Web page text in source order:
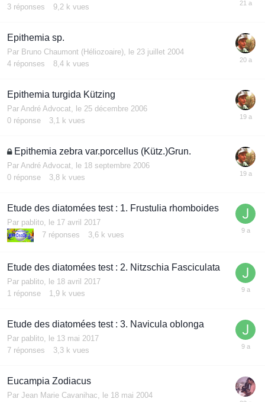
3 réponses 9,2 k vues
Epithemia sp.
Par Bruno Chaumont (Héliozoaire) le 23 juillet 2004
4 réponses 8,4 k vues
Epithemia turgida Kützing
Par André Advocat
le 25 décembre 2006
0 réponse 3,1 k vues
Epithemia zebra var.porcellus (Kütz.)Grun.
Par André Advocat
le 18 septembre 2006
0 réponse 3,8 k vues
Etude des diatomées test : 1. Frustulia rhomboides
Par pablito le 17 avril 2017
7 réponses 3,6 k vues
Etude des diatomées test : 2. Nitzschia Fasciculata
Par pablito, le 18 avril 2017
1 réponse 1,9 k vues
Etude des diatomées test : 3. Navicula oblonga
Par pablito, le 13 mai 2017
7 réponses 3,3 k vues
Eucampia Zodiacus
Par Jean Marie Cavanihac, le 18 mai 2004